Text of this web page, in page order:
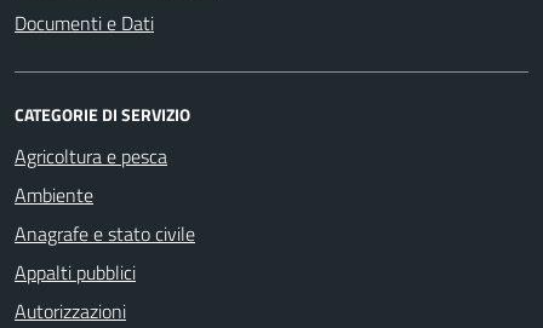
Documenti e Dati
CATEGORIE DI SERVIZIO
Agricoltura e pesca
Ambiente
Anagrafe e stato civile
Appalti pubblici
Autorizzazioni